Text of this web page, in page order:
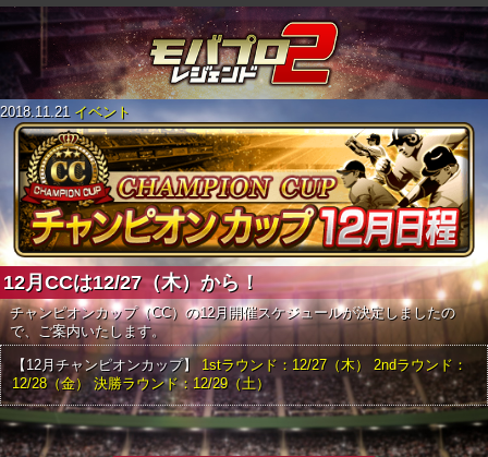
2018.11.21 イベント
12月CCは12/27（木）から！
チャンピオンカップ（CC）の12月開催スケジュールが決定しましたの
で、ご案内いたします。
【12月チャンピオンカップ】 1stラウンド：12/27（木）
2ndラウンド：
12/28（金）
決勝ラウンド：12/29（土）